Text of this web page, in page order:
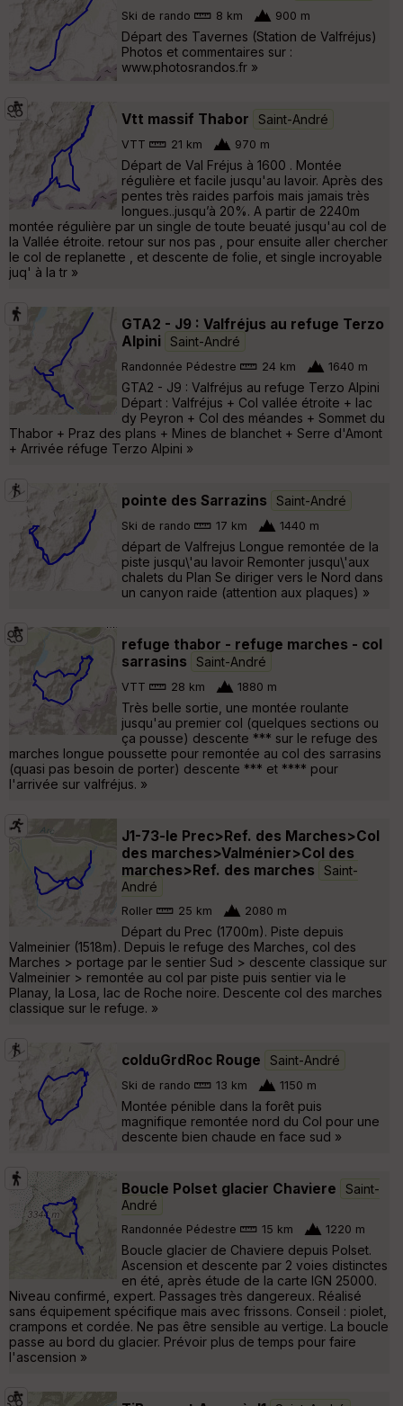
Ski de rando 8 km 900 m
Départ des Tavernes (Station de Valfréjus)
Photos et commentaires sur :
www.photosrandos.fr »
Vtt massif Thabor Saint-André
VTT 21 km 970 m
Départ de Val Fréjus à 1600 . Montée
régulière et facile jusqu'au lavoir. Après des
pentes très raides parfois mais jamais très
longues..jusqu’à 20%. A partir de 2240m
montée régulière par un single de toute beuaté jusqu'au col de
la Vallée étroite. retour sur nos pas , pour ensuite aller chercher
le col de replanette , et descente de folie, et single incroyable
juq' à la tr »
GTA2 - J9 : Valfréjus au refuge Terzo
Alpini
Saint-André
Randonnée Pédestre 24 km 1640 m
GTA2 - J9 : Valfréjus au refuge Terzo Alpini
Départ : Valfréjus + Col vallée étroite + lac
dy Peyron + Col des méandes + Sommet du
Thabor + Praz des plans + Mines de blanchet + Serre d'Amont
+ Arrivée réfuge Terzo Alpini »
pointe des Sarrazins Saint-André
Ski de rando 17 km 1440 m
départ de Valfrejus Longue remontée de la
piste jusqu\'au lavoir Remonter jusqu\'aux
chalets du Plan Se diriger vers le Nord dans
un canyon raide (attention aux plaques) »
refuge thabor - refuge marches - col
sarrasins
Saint-André
VTT 28 km 1880 m
Très belle sortie, une montée roulante
jusqu'au premier col (quelques sections ou
ça pousse) descente *** sur le refuge des
marches longue poussette pour remontée au col des sarrasins
(quasi pas besoin de porter) descente *** et **** pour
l'arrivée sur valfréjus. »
J1-73-le Prec>Ref. des Marches>Col
des marches>Valménier>Col des
marches>Ref. des marches
Saint-
André
Roller 25 km 2080 m
Départ du Prec (1700m). Piste depuis
Valmeinier (1518m). Depuis le refuge des Marches, col des
Marches > portage par le sentier Sud > descente classique sur
Valmeinier > remontée au col par piste puis sentier via le
Planay, la Losa, lac de Roche noire. Descente col des marches
classique sur le refuge. »
colduGrdRoc Rouge Saint-André
Ski de rando 13 km 1150 m
Montée pénible dans la forêt puis
magnifique remontée nord du Col pour une
descente bien chaude en face sud »
Boucle Polset glacier Chaviere
Saint-
André
Randonnée Pédestre 15 km 1220 m
Boucle glacier de Chaviere depuis Polset.
Ascension et descente par 2 voies distinctes
en été, après étude de la carte IGN 25000.
Niveau confirmé, expert. Passages très dangereux. Réalisé
sans équipement spécifique mais avec frissons. Conseil : piolet,
crampons et cordée. Ne pas être sensible au vertige. La boucle
passe au bord du glacier. Prévoir plus de temps pour faire
l'ascension »